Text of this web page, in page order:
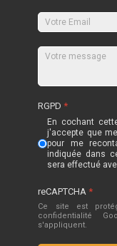
RGPD*
En cochant
j'accepte que
pour me
indiquée dans
sera effectué
reCAPTCHA*
Ce site est
confidentialité
s'appliquent.